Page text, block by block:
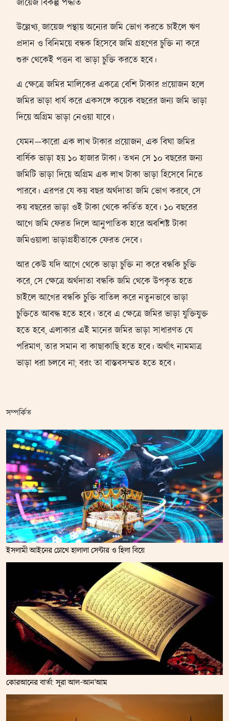
জায়েজ বিকল্প পদ্ধতি
উল্লেখ্য, জায়েজ পন্থায় অন্যের জমি ভোগ করতে চাইলে ঋণ
প্রদান ও বিনিময়ে বন্ধক হিসেবে জমি গ্রহণের চুক্তি না করে
শুরু থেকেই পত্তন বা ভাড়া চুক্তি করতে হবে।
এ ক্ষেত্রে জমির মালিকের একত্রে বেশি টাকার প্রয়োজন হলে
জমির ভাড়া ধার্য করে একসঙ্গে কয়েক বছরের জন্য জমি ভাড়া
দিয়ে অগ্রিম ভাড়া নেওয়া যাবে।
যেমন—কারো এক লাখ টাকার প্রয়োজন, এক বিঘা জমির
বার্ষিক ভাড়া হয় ১০ হাজার টাকা। তখন সে ১০ বছরের জন্য
জমিটি ভাড়া দিয়ে অগ্রিম এক লাখ টাকা ভাড়া হিসেবে নিতে
পারবে। এরপর যে কয় বছর অর্থদাতা জমি ভোগ করবে, সে
কয় বছরের ভাড়া ওই টাকা থেকে কর্তিত হবে। ১০ বছরের
আগে জমি ফেরত দিলে আনুপাতিক হারে অবশিষ্ট টাকা
জমিওয়ালা ভাড়াগ্রহীতাকে ফেরত দেবে।
আর কেউ যদি আগে থেকে ভাড়া চুক্তি না করে বন্ধকি চুক্তি
করে, সে ক্ষেত্রে অর্থদাতা বন্ধকি জমি থেকে উপকৃত হতে
চাইলে আগের বন্ধকি চুক্তি বাতিল করে নতুনভাবে ভাড়া
চুক্তিতে আবদ্ধ হতে হবে। তবে এ ক্ষেত্রে জমির ভাড়া যুক্তিযুক্ত
হতে হবে, এলাকার এই মানের জমির ভাড়া সাধারণত যে
পরিমাণ, তার সমান বা কাছাকাছি হতে হবে। অর্থাৎ নামমাত্র
ভাড়া ধরা চলবে না; বরং তা বাস্তবসম্মত হতে হবে।
সম্পর্কিত
ইসলামী আইনের চোখে হালালা সেন্টার ও হিলা বিয়ে
কোরআনের বার্তা: সূরা আল-আন‘আম